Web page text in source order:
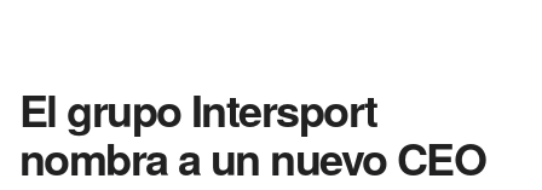
El grupo Intersport
nombra a un nuevo CEO